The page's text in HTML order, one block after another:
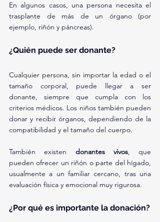
En algunos casos, una persona necesita el
trasplante de más de un órgano (por
ejemplo, riñón y páncreas).
¿Quién puede ser donante?
Cualquier persona, sin importar la edad o el
tamaño corporal, puede llegar a ser
donante, siempre que cumpla con los
criterios médicos. Los niños también pueden
donar y recibir órganos, dependiendo de la
compatibilidad y el tamaño del cuerpo.
También existen donantes vivos, que
pueden ofrecer un riñón o parte del hígado,
usualmente a un familiar cercano, tras una
evaluación física y emocional muy rigurosa.
¿Por qué es importante la donación?